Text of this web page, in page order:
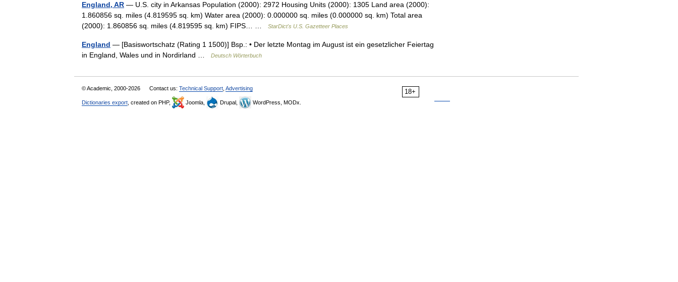
England, AR — U.S. city in Arkansas Population (2000): 2972 Housing Units (2000): 1305 Land area (2000):
1.860856 sq. miles (4.819595 sq. km) Water area (2000): 0.000000 sq. miles (0.000000 sq. km) Total area
(2000): 1.860856 sq. miles (4.819595 sq. km) FIPS… …
StarDict's U.S. Gazetteer Places
England — [Basiswortschatz (Rating 1 1500)] Bsp.: • Der letzte Montag im August ist ein gesetzlicher Feiertag
in England, Wales und in Nordirland …
Deutsch Wörterbuch
18+
© Academic, 2000-2026 Contact us: Technical Support Advertising
Dictionaries export , created on PHP, Joomla, Drupal, WordPress, MODx.